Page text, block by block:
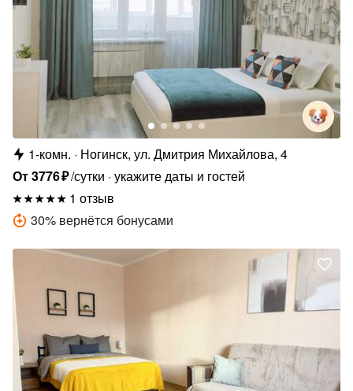
1-комн.
Ногинск, ул. Дмитрия Михайлова, 4
От3776₽/сутки укажите даты и гостей
1 отзыв
30% вернётся бонусами